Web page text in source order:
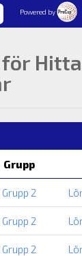
Powered by
Grupp
Grupp 2
Grupp 2
Grupp 2